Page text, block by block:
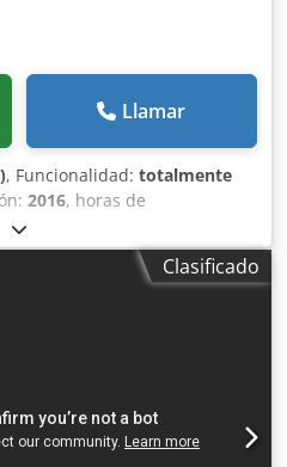
Llamar
, Funcionalidad: totalmente
2016, horas de
* 11.500 horas de trabajo * Peso
del motor: 77 kW * Zapatas
hidráulico * Aire
Esx Ah Iskr
Clasificado